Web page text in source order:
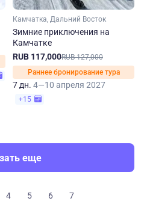
Камчатка, Дальний Восток
Зимние приключения на
Камчатке
RUB 117,000RUB 127,000
Раннее бронирование тура
7 дн. 4—10 апреля 2027
+15
еще
4 5 6 7